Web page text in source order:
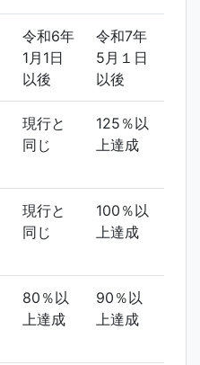
令和6年
1月1日
以後
令和7年
5月１日
以後
現行と
同じ
125％以
上達成
現行と
同じ
100％以
上達成
80％以
上達成
90％以
上達成